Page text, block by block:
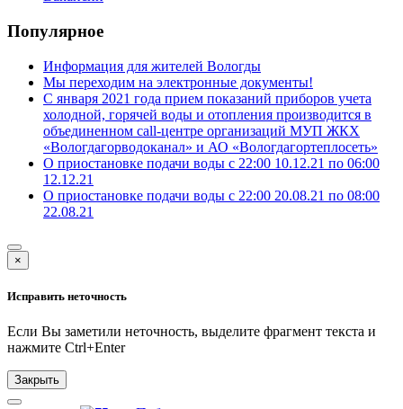
Популярное
Информация для жителей Вологды
Мы переходим на электронные документы!
С января 2021 года прием показаний приборов учета
холодной, горячей воды и отопления производится в
объединенном call-центре организаций МУП ЖКХ
«Вологдагорводоканал» и АО «Вологдагортеплосеть»
О приостановке подачи воды с 22:00 10.12.21 по 06:00
12.12.21
О приостановке подачи воды с 22:00 20.08.21 по 08:00
22.08.21
×
Исправить неточность
Если Вы заметили неточность, выделите фрагмент текста и
нажмите Ctrl+Enter
Закрыть